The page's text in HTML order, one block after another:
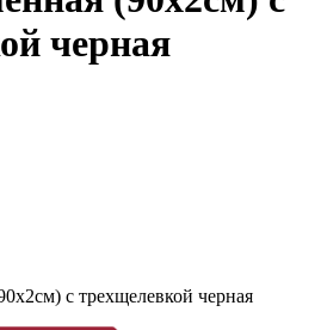
черная
с трехщелевкой черная